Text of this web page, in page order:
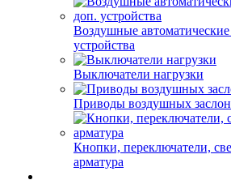
Воздушные
устройства
Выключатели нагрузки
Приводы воздушных
Кнопки, переключатели,
арматура